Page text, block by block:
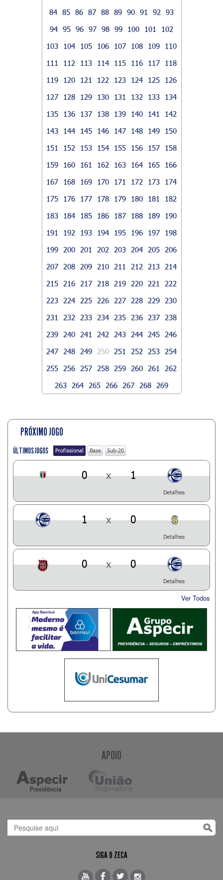
84 85 86 87 88 89 90 91 92
93
94 95 96 97 98 99 100 101
102
103
104 105 106 107 108 109
110
111
112 113 114 115 116 117
118
119
120 121 122 123 124 125
126
127
128 129 130 131 132 133
134
135
136 137 138 139 140 141
142
143
144 145 146 147 148 149
150
151
152 153 154 155 156 157
158
159
160 161 162 163 164 165
166
167
168 169 170 171 172 173
174
175
176 177 178 179 180 181
182
183
184 185 186 187 188 189
190
191
192 193 194 195 196 197
198
199
200 201 202 203 204 205
206
207
208 209 210 211 212 213
214
215
216 217 218 219 220 221
222
223
224 225 226 227 228 229
230
231
232 233 234 235 236 237
238
239
240 241 242 243 244 245
246
247
248 249 250 251 252 253
254
255
256 257 258 259 260 261
262
263
264 265 266 267 268 269
PRÓXIMO JOGO
ÚLTIMOS JOGOS Profissional Base Sub-20
0 x 1
Detalhes
1 x 0
Detalhes
0 x 0
Detalhes
Ver Todos
APOIO
SIGA O ZECA